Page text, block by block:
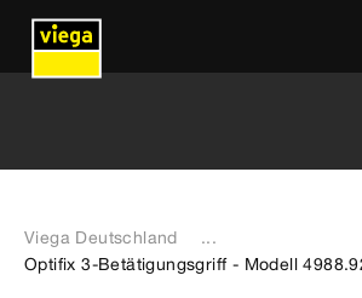
Viega Deutschland
...
Optifix 3-Betätigungsgriff - Modell